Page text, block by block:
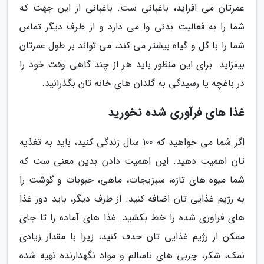
عمرتان می افزاید، باغبانی ست. باغبانی از این جهت که
شما را به فعالیت بدنی وا می دارد و از طرف دیگر تماس
شما را با گل و گیاه بیشتر می کند، می تواند بر طول عمرتان
بیفزاید. برای این منظور باید هر از چند گاهی وقت خود را
در باغچه یا رسیدگی به گلدان های خانه تان بگذرانید.
غذا های فرآوری شده نخورید
اگر شما می خواهید که 100 سال زندگی کنید، باید به تغذیه
تان اهمیت دهید. این اهمیت دادن بدین معنی ست که
شما میوه های تازه، سبزیجات، ماهی، حبوبات و گوشت را
به رژیم غذایی تان اضافه کنید. از طرف دیگر، باید دور غذا
های فراوری شده را خط بکشید. غذا های آماده را تا جای
ممکن از رژیم غذایی تان حذف کنید، زیرا با مقدار زیادی
نمک، شکر، چربی های ناسالم و مواد نگهدارنده تهیه شده